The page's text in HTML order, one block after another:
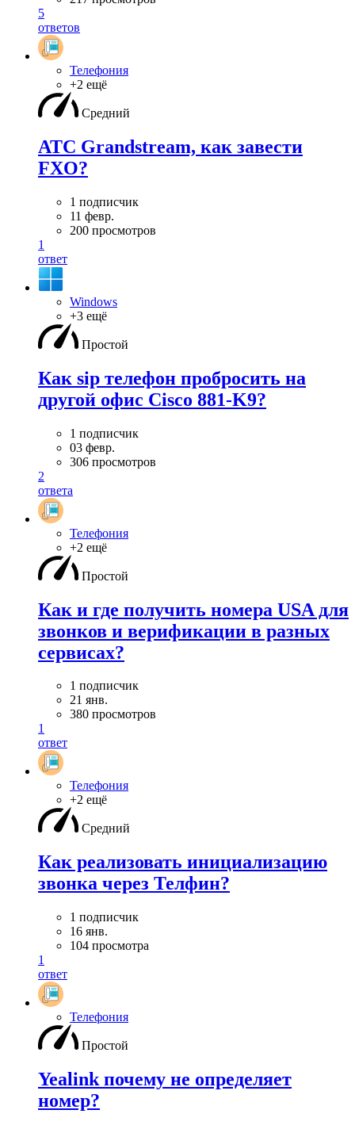
5
ответов
Телефония
+2 ещё
Средний
АТС Grandstream, как завести
FXO?
1 подписчик
11 февр.
200 просмотров
1
ответ
Windows
+3 ещё
Простой
Как sip телефон пробросить на
другой офис Cisco 881-K9?
1 подписчик
03 февр.
306 просмотров
2
ответа
Телефония
+2 ещё
Простой
Как и где получить номера USA для
звонков и верификации в разных
сервисах?
1 подписчик
21 янв.
380 просмотров
1
ответ
Телефония
+2 ещё
Средний
Как реализовать инициализацию
звонка через Телфин?
1 подписчик
16 янв.
104 просмотра
1
ответ
Телефония
Простой
Yealink почему не определяет
номер?